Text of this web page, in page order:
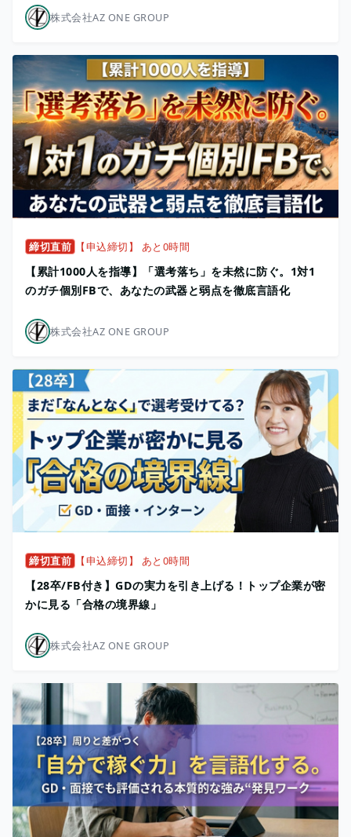
株式会社AZ ONE GROUP
締切直前 【申込締切】 あと0時間
【累計1000人を指導】「選考落ち」を未然に防ぐ。1対1
のガチ個別FBで、あなたの武器と弱点を徹底言語化
株式会社AZ ONE GROUP
締切直前 【申込締切】 あと0時間
【28卒/FB付き】GDの実力を引き上げる！トップ企業が密
かに見る「合格の境界線」
株式会社AZ ONE GROUP